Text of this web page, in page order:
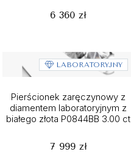
6 360 zł
LABORATORYJNY
Pierścionek zaręczynowy z
diamentem laboratoryjnym z
białego złota P0844BB 3.00 ct
7 999 zł